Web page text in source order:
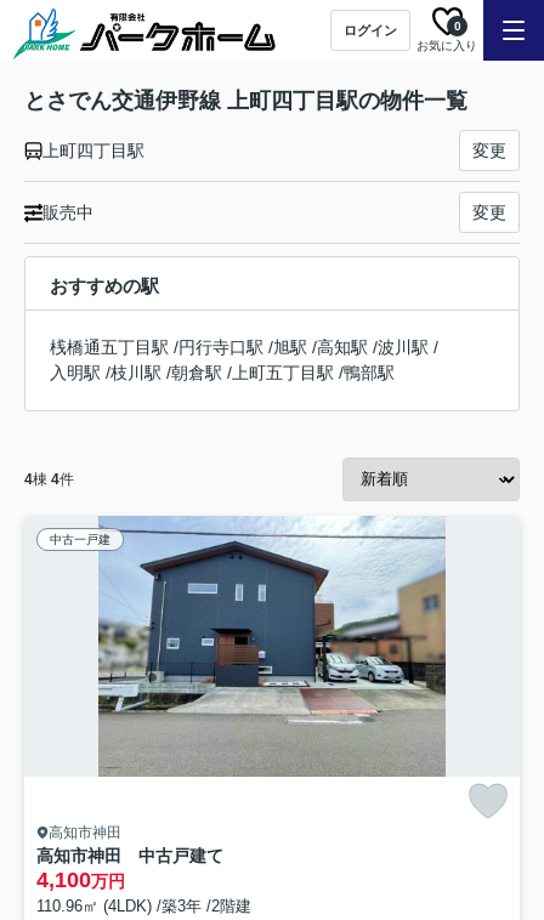
ログイン
お気に入り
0
とさでん交通伊野線 上町四丁目駅の物件一覧
上町四丁目駅 変更
販売中 変更
おすすめの駅
桟橋通五丁目駅 /円行寺口駅 /旭駅 /高知駅 /波川駅 /
入明駅 /枝川駅 /朝倉駅 / 上町五丁目駅 /鴨部駅
4棟 4件
中古一戸建
高知市神田
高知市神田 中古戸建て
4,100万円
110.96㎡ (4LDK) /築3年 /2階建